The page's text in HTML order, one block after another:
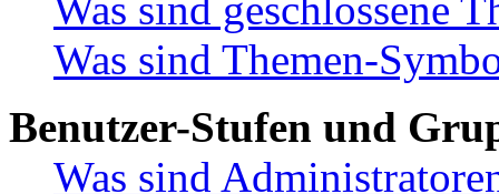
Was sind geschlossene
Was sind Themen-
Benutzer-Stufen und
Was sind